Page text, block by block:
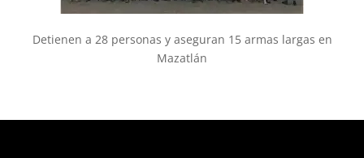
Detienen a 28 personas y aseguran 15 armas largas en
Mazatlán